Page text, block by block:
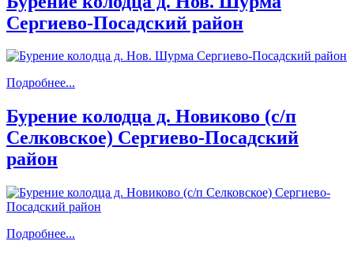
Сергиево-Посадский район
Подробнее...
Бурение колодца д. Новиково (с/п
Селковское) Сергиево-Посадский
район
Подробнее...